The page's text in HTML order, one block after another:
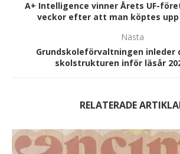
A+ Intelligence vinner Årets UF-
veckor efter att man köptes
Nästa
Grundskoleförvaltningen inleder
skolstrukturen inför läsår
RELATERADE